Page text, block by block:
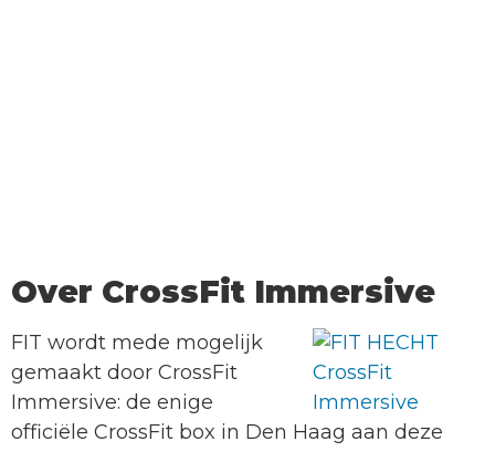
Over CrossFit Immersive
FIT wordt mede mogelijk
gemaakt door CrossFit
Immersive: de enige
officiële CrossFit box in Den Haag aan deze